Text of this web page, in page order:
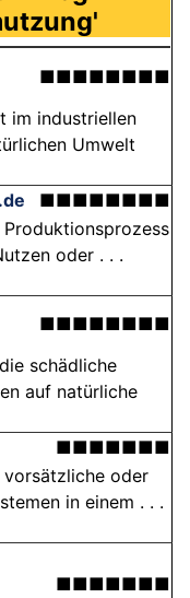
■■■■■■■■
im industriellen
Umwelt
■■■■■■■■
oder . . .
■■■■■■■■
schädliche
auf natürliche
■■■■■■■
oder
in einem . . .
■■■■■■■